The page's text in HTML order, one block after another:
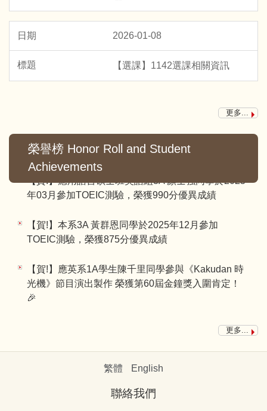
2026-01-08
【選課】1142選課相關資訊
更多...
榮譽榜 Honor Roll and Student
Achievements
TOEIC測驗，榮獲840分優異成績
【賀!】本系3A張琇涵同學錄取115學年至日本國立
山口大學交換留學1年
年03月參加TOEIC測驗，榮獲990分優異成績
【賀!】本系3A 黃群恩同學於2025年12月參加
TOEIC測驗，榮獲875分優異成績
【賀!】應英系1A學生陳千里同學參與《Kakudan 時
光機》節目演出製作 榮獲第60屆金鐘獎入圍肯定！
🎉
【賀!】本系4A 時銘駿同學於2025年4月參加TOEIC
【賀!】本系2A 中樹杏同學錄取114學年至韓國漢城
更多...
繁體 English
聯絡我們